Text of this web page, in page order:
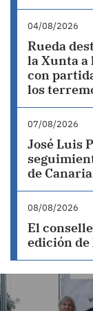
04/08/2026
Rueda
la Xunta a
con
los
07/08/2026
José Luis
de
08/08/2026
El
edición de